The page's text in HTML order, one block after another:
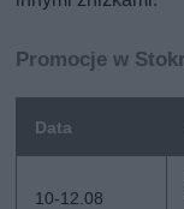
Promocje w
Data
10-12.08